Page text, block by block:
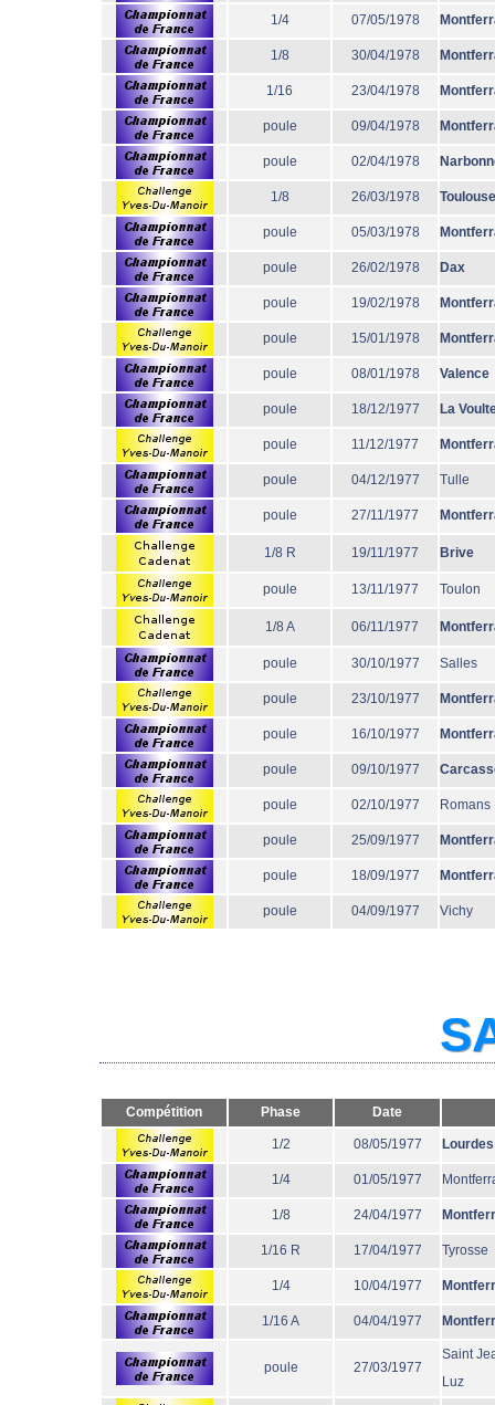
1/4 07/05/1978
1/8 30/04/1978
1/16 23/04/1978
poule 09/04/1978
poule 02/04/1978
1/8 26/03/1978 Toulouse
poule 05/03/1978
poule 26/02/1978 Dax
poule 19/02/1978
poule 15/01/1978
poule 08/01/1978 Valence
poule 18/12/1977 La
poule 11/12/1977
poule 04/12/1977 Tulle
poule 27/11/1977
1/8 R 19/11/1977 Brive
poule 13/11/1977 Toulon
1/8 A 06/11/1977
poule 30/10/1977 Salles
poule 23/10/1977
poule 16/10/1977
poule 09/10/1977
poule 02/10/1977 Romans
poule 25/09/1977
poule 18/09/1977
poule 04/09/1977 Vichy
Compétition Phase Date
1/2 08/05/1977 Lourdes
1/4 01/05/1977
1/8 24/04/1977
1/16 R 17/04/1977 Tyrosse
1/4 10/04/1977
1/16 A 04/04/1977
poule 27/03/1977
Saint
Luz